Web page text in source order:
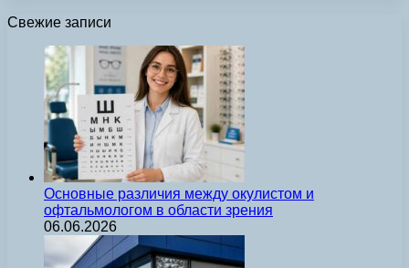
Свежие записи
Основные различия между окулистом и
офтальмологом в области зрения
06.06.2026